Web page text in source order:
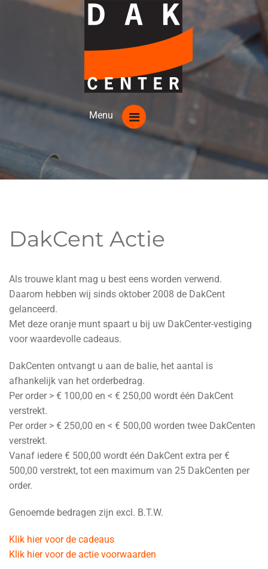
DakCent Actie
Als trouwe klant mag u best eens worden verwend.
Daarom hebben wij sinds oktober 2008 de DakCent
gelanceerd.
Met deze oranje munt spaart u bij uw DakCenter-vestiging
voor waardevolle cadeaus.
DakCenten ontvangt u aan de balie, het aantal is
afhankelijk van het orderbedrag.
Per order > € 100,00 en < € 250,00 wordt één DakCent
verstrekt.
Per order > € 250,00 en < € 500,00 worden twee DakCenten
verstrekt.
Vanaf iedere € 500,00 wordt één DakCent extra per €
500,00 verstrekt, tot een maximum van 25 DakCenten per
order.
Genoemde bedragen zijn excl. B.T.W.
Klik hier voor de cadeaus
Klik hier voor de actie voorwaarden